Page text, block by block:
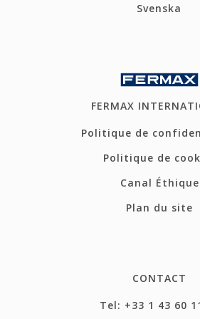
Svenska
FERMAX
Politique de
Politique de
Canal Éthique
Plan du site
CONTACT
Tel: +33 1 43 60